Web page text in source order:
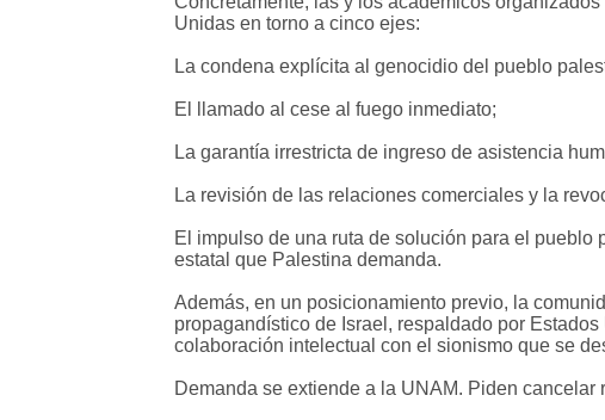
Unidas en torno a cinco ejes:
La condena explícita al genocidio del pueblo
El llamado al cese al fuego inmediato;
La garantía irrestricta de ingreso de asistencia
La revisión de las relaciones comerciales y la
El impulso de una ruta de solución para el
estatal que Palestina demanda.
Además, en un posicionamiento previo, la
propagandístico de Israel, respaldado por
colaboración intelectual con el sionismo que se
Demanda se extiende a la UNAM. Piden cancelar